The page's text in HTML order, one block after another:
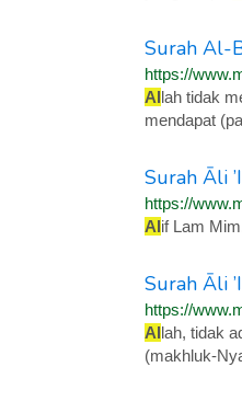
Surah Al-
https://
Allah tidak
mendapat
Surah Āli
https://
Alif Lam
Surah Āli
https://
Allah, tidak
(makhluk-